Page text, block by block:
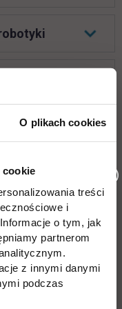
O plikach cookies
treści
i
o tym, jak
partnerom
z innymi danymi
podczas